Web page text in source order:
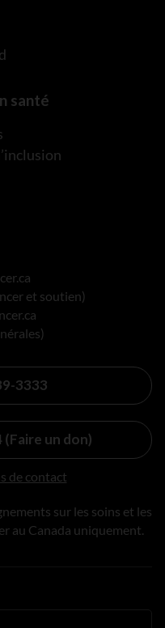
santé
et soutien)
3333
(Faire un don)
de contact
sur les soins et les
au Canada uniquement.